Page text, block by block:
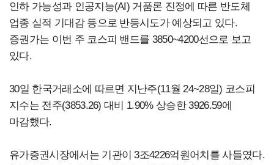
인하 가능성과 인공지능(AI) 거품론 진정에 따른 반도체
업종 실적 기대감 등으로 반등시도가 예상되고 있다.
증권가는 이번 주 코스피 밴드를 3850~4200선으로 보고
있다.
30일 한국거래소에 따르면 지난주(11월 24~28일) 코스피
지수는 전주(3853.26) 대비 1.90% 상승한 3926.59에
마감했다.
유가증권시장에서는 기관이 3조4226억원어치를 사들였다.